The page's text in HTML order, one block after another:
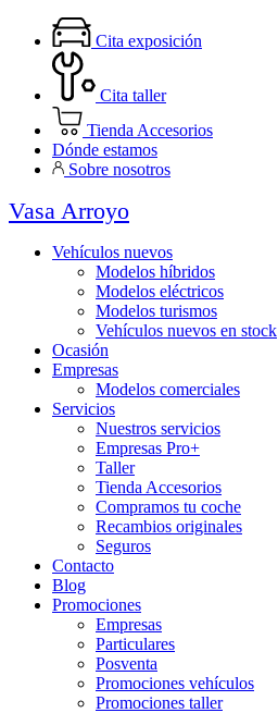
Cita exposición
Cita taller
Tienda Accesorios
Dónde estamos
Sobre nosotros
Vasa Arroyo
Vehículos nuevos
Modelos híbridos
Modelos eléctricos
Modelos turismos
Vehículos nuevos en stock
Ocasión
Empresas
Modelos comerciales
Servicios
Nuestros servicios
Empresas Pro+
Taller
Tienda Accesorios
Compramos tu coche
Recambios originales
Seguros
Contacto
Blog
Promociones
Empresas
Particulares
Posventa
Promociones vehículos
Promociones taller